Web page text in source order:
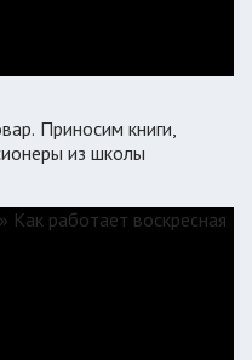
Приносим книги,
из школы